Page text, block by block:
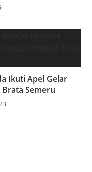
Ikuti Apel Gelar
Semeru